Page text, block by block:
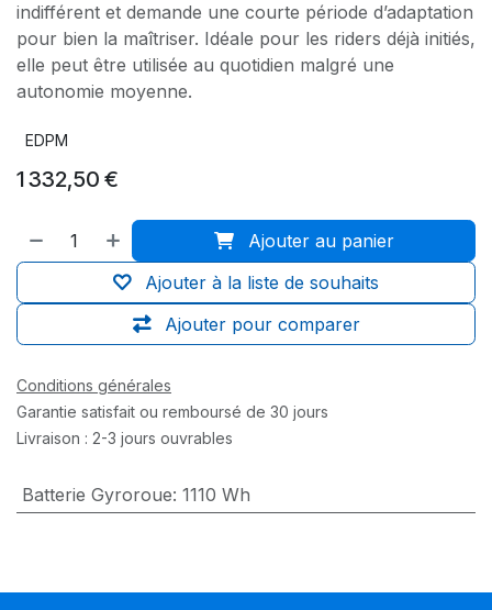
indifférent et demande une courte période d’adaptation
pour bien la maîtriser. Idéale pour les riders déjà initiés,
elle peut être utilisée au quotidien malgré une
autonomie moyenne.
EDPM
1 332,50 €
Ajouter au panier
Ajouter pour comparer
Ajouter à la liste de souhaits
Conditions générales
Garantie satisfait ou remboursé de 30 jours
Livraison : 2-3 jours ouvrables
Batterie Gyroroue: 1110 Wh